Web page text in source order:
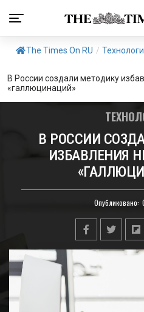
The Times On RU /
В России создали методику
«галлюцинаций»
В РОССИИ
ИЗБАВЛЕНИЯ
Опубликовано: